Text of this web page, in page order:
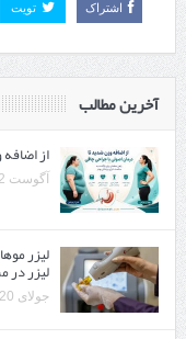
اشتراک تویت
آخرین مطالب
از
آگوست 02, 2026
لیزر
لیزر در
جولای 20, 2026